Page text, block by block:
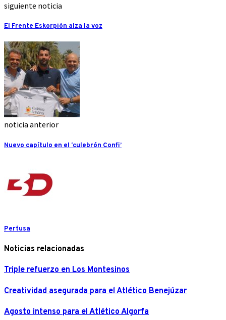
siguiente noticia
El Frente Eskorpión alza la voz
noticia anterior
Nuevo capítulo en el ‘culebrón Confi’
Pertusa
Noticias relacionadas
Triple refuerzo en Los Montesinos
Creatividad asegurada para el Atlético Benejúzar
Agosto intenso para el Atlético Algorfa